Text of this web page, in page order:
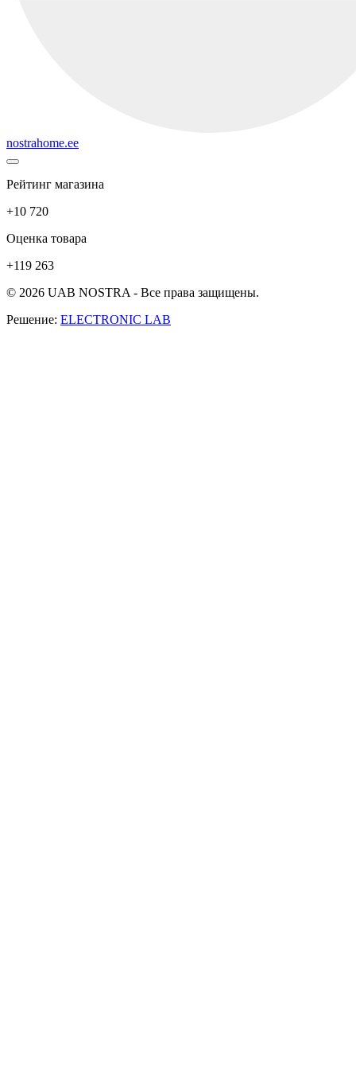
nostrahome.ee
Рейтинг магазина
+10 720
Оценка товара
+119 263
© 2026 UAB NOSTRA - Все права защищены.
Решение: ELECTRONIC LAB